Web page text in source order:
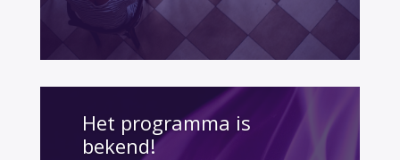
Het programma is
bekend!